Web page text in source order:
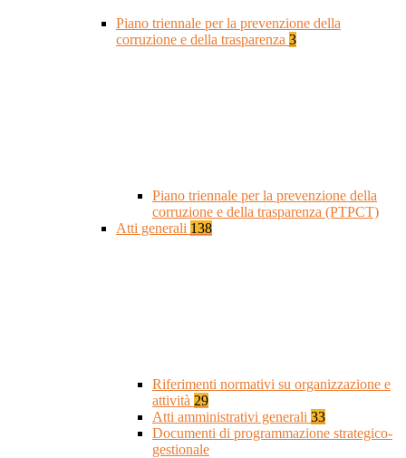
Piano triennale per la prevenzione della
corruzione e della trasparenza 3
Piano triennale per la prevenzione della
corruzione e della trasparenza (PTPCT)
Atti generali 138
Riferimenti normativi su organizzazione e
attività 29
Atti amministrativi generali 33
Documenti di programmazione strategico-
gestionale